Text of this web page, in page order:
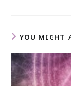
YOU MIGHT